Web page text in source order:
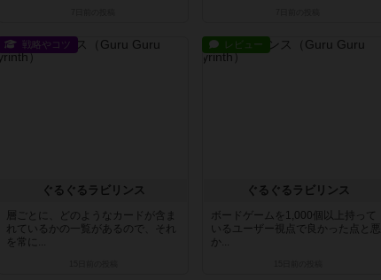
戦略やコツ
ぐるぐるラビリンス
層ごとに、どのようなカードが含ま
れているかの一覧があるので、それ
を常に...
レビュー
ぐるぐるラビリンス
ボードゲームを1,000個以上持って
いるユーザー視点で良かった点と悪
か...